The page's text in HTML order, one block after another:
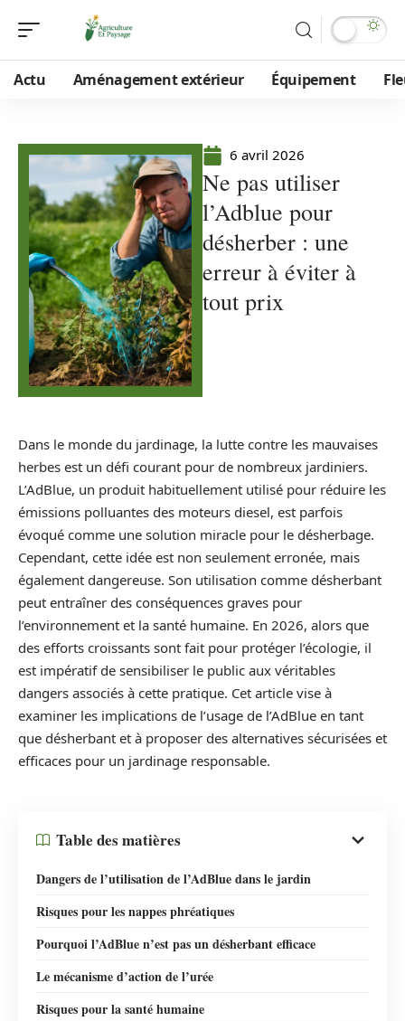
Actu Aménagement extérieur Équipement
6 avril 2026
Ne pas utiliser
l’Adblue pour
désherber : une
erreur à éviter à
tout prix
Dans le monde du jardinage, la lutte contre les mauvaises
herbes est un défi courant pour de nombreux jardiniers.
L’AdBlue, un produit habituellement utilisé pour réduire les
émissions polluantes des moteurs diesel, est parfois
évoqué comme une solution miracle pour le désherbage.
Cependant, cette idée est non seulement erronée, mais
également dangereuse. Son utilisation comme désherbant
peut entraîner des conséquences graves pour
l’environnement et la santé humaine. En 2026, alors que
des efforts croissants sont fait pour protéger l’écologie, il
est impératif de sensibiliser le public aux véritables
dangers associés à cette pratique. Cet article vise à
examiner les implications de l’usage de l’AdBlue en tant
que désherbant et à proposer des alternatives sécurisées et
efficaces pour un jardinage responsable.
Table des matières
Dangers de l’utilisation de l’AdBlue dans le jardin
Risques pour les nappes phréatiques
Pourquoi l’AdBlue n’est pas un désherbant efficace
Le mécanisme d’action de l’urée
Risques pour la santé humaine